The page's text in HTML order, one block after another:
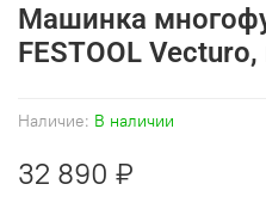
Наличие: В наличии
Машинка
FESTOOL
32 890 ₽